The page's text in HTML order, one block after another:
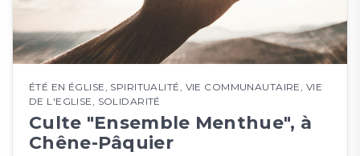
ÉTÉ EN ÉGLISE SPIRITUALITÉ VIE COMMUNAUTAIRE VIE
DE L'EGLISE
SOLIDARITÉ
Culte "Ensemble Menthue", à
Chêne-Pâquier